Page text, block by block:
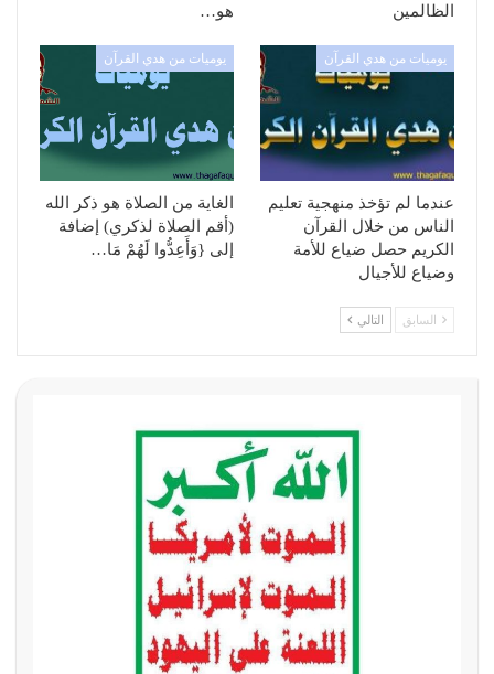
الظالمين
هو…
يوميات من هدي القرآن
عندما لم تؤخذ منهجية تعليم
الناس من خلال القرآن
الكريم حصل ضياع للأمة
وضياع للأجيال
يوميات من هدي القرآن
الغاية من الصلاة هو ذكر الله
(أقم الصلاة لذكري) إضافة
إلى {وَأَعِدُّوا لَهُمْ مَا…
السابق التالي